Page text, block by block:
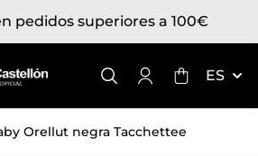
pedidos superiores a 100€
Toggle
ES
Orellut negra Tacchettee